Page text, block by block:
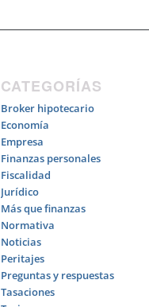
CATEGORÍAS
Broker hipotecario
Economía
Empresa
Finanzas personales
Fiscalidad
Jurídico
Más que finanzas
Normativa
Noticias
Peritajes
Preguntas y respuestas
Tasaciones